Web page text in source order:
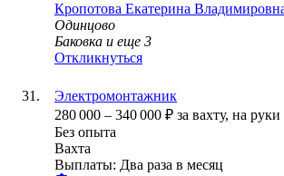
Кропотова Екатерина
Одинцово
Баковка и еще 3
Откликнуться
Электромонтажник
280 000 – 340 000 ₽ за вахту, на руки
Без опыта
Вахта
Выплаты: Два раза в месяц